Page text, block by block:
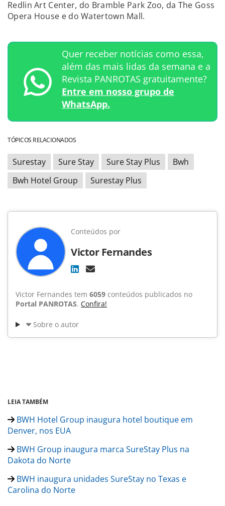
Redlin Art Center, do Bramble Park Zoo, da The Goss
Opera House e do Watertown Mall.
Quer receber notícias como essa,
além das mais lidas da semana e a
Revista PANROTAS gratuitamente?
Entre em nosso grupo de
WhatsApp.
TÓPICOS RELACIONADOS
Surestay Sure Stay Sure Stay Plus
Bwh
Bwh Hotel Group
Surestay Plus
Conteúdos por
Victor Fernandes
Victor Fernandes tem 6059 conteúdos publicados no
Portal PANROTAS. Confira!
Sobre o autor
LEIA TAMBÉM
BWH Hotel Group inaugura hotel boutique em
Denver, nos EUA
BWH Group inaugura marca SureStay Plus na
Dakota do Norte
BWH inaugura unidades SureStay no Texas e
Carolina do Norte